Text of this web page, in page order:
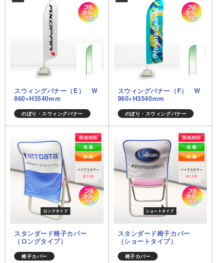
スウィングバナー（E） W
860×H3540mm
のぼり・スウィングバナー
スウィングバナー（F） W
960×H3540mm
のぼり・スウィングバナー
スタンダード椅子カバー
（ロングタイプ）
椅子カバー
スタンダード椅子カバー
（ショートタイプ）
椅子カバー